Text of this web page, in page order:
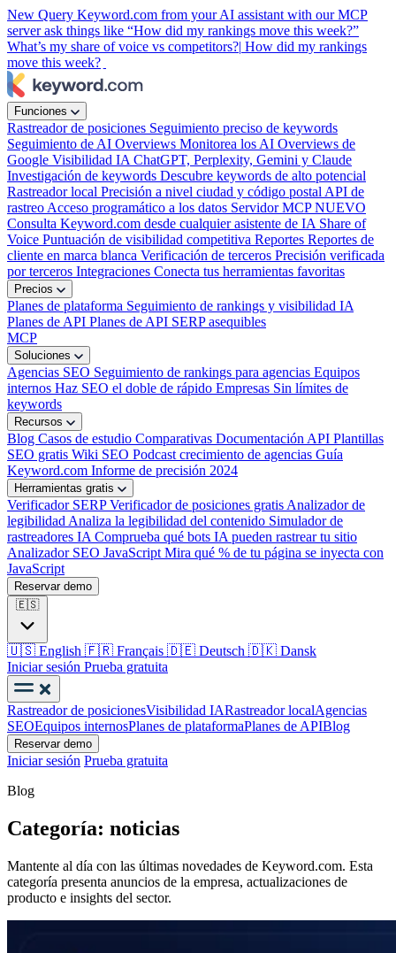
New Query Keyword.com from your AI assistant with our MCP
server ask things like “How did my rankings move this week?”
What’s my share of voice vs competitors?| How did my rankings
move this week?
Funciones
Rastreador de posiciones Seguimiento preciso de keywords
Seguimiento de AI Overviews Monitorea los AI Overviews de
Google Visibilidad IA ChatGPT, Perplexity, Gemini y Claude
Investigación de keywords Descubre keywords de alto potencial
Rastreador local Precisión a nivel ciudad y código postal API de
rastreo Acceso programático a los datos Servidor MCPNUEVO
Consulta Keyword.com desde cualquier asistente de IA Share of
Voice Puntuación de visibilidad competitiva Reportes Reportes de
cliente en marca blanca Verificación de terceros Precisión verificada
por terceros Integraciones Conecta tus herramientas favoritas
Precios
Planes de plataforma Seguimiento de rankings y visibilidad IA
Planes de API Planes de API SERP asequibles
MCP
Soluciones
Agencias SEO Seguimiento de rankings para agencias Equipos
internos Haz SEO el doble de rápido Empresas Sin límites de
keywords
Recursos
Blog Casos de estudio Comparativas Documentación API Plantillas
SEO gratis Wiki SEO Podcast crecimiento de agencias Guía
Keyword.com Informe de precisión 2024
Herramientas gratis
Verificador SERPVerificador de posiciones gratis Analizador de
legibilidad Analiza la legibilidad del contenido Simulador de
rastreadores IA Comprueba qué bots IA pueden rastrear tu sitio
Analizador SEO JavaScript Mira qué % de tu página se inyecta con
JavaScript
Reservar demo
🇪🇸
🇺🇸 English 🇫🇷 Français 🇩🇪 Deutsch 🇩🇰 Dansk
Iniciar sesión Prueba gratuita
Rastreador de posicionesVisibilidad IARastreador localAgencias
SEOEquipos internosPlanes de plataformaPlanes de APIBlog
Reservar demo
Iniciar sesión Prueba gratuita
Blog
Categoría: noticias
Mantente al día con las últimas novedades de Keyword.com. Esta
categoría presenta anuncios de la empresa, actualizaciones de
producto e insights del sector.